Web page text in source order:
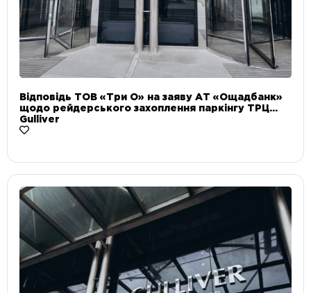
Відповідь ТОВ «Три О» на заяву АТ «Ощадбанк»
щодо рейдерського захоплення паркінгу ТРЦ
Gulliver